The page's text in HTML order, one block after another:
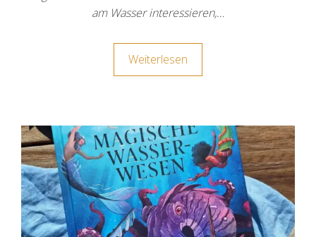
am Wasser interessieren,…
Weiterlesen